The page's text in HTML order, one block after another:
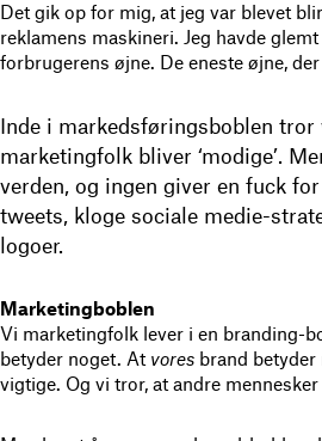
Det gik op for mig, at jeg var blevet
reklamens maskineri. Jeg havde
forbrugerens øjne. De eneste øjne,
Inde i markedsføringsboblen tror
marketingfolk bliver ‘modige’.
verden, og ingen giver en fuck
tweets, kloge sociale medie-
logoer.
Marketingboblen
Vi marketingfolk lever i en branding-
betyder noget. At vores brand
vigtige. Og vi tror, at andre